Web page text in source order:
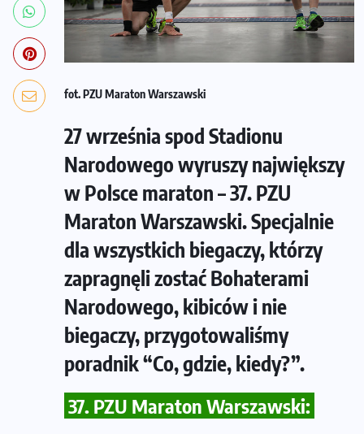
fot. PZU Maraton Warszawski
27 września spod Stadionu
Narodowego wyruszy największy
w Polsce maraton – 37. PZU
Maraton Warszawski. Specjalnie
dla wszystkich biegaczy, którzy
zapragnęli zostać Bohaterami
Narodowego, kibiców i nie
biegaczy, przygotowaliśmy
poradnik “Co, gdzie, kiedy?”.
37. PZU Maraton Warszawski: